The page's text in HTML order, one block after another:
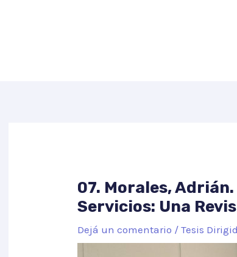
07. Morales,
Servicios: Una
Dejá un comentario /Tesis